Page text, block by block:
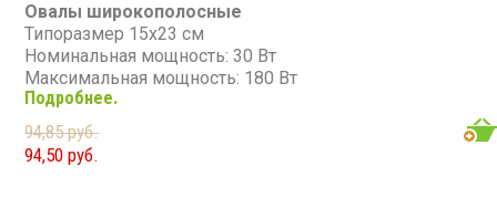
Овалы широкополосные
Типоразмер 15х23 см
Номинальная мощность: 30 Вт
Максимальная мощность: 180 Вт
Чувствительность: 90 дБ
Сопротивление: 4 Ом
Подробнее.
94,85 руб.
94,50 руб.